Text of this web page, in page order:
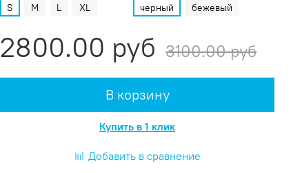
S M L XL черный бежевый
2800.00 руб 3100.00 руб
В корзину
Купить в 1 клик
Добавить в сравнение